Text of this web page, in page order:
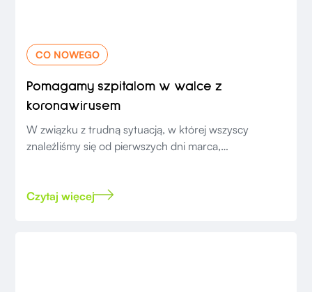
CO NOWEGO
Pomagamy szpitalom w walce z
koronawirusem
W związku z trudną sytuacją, w której wszyscy
znaleźliśmy się od pierwszych dni marca,
Czytaj więcej